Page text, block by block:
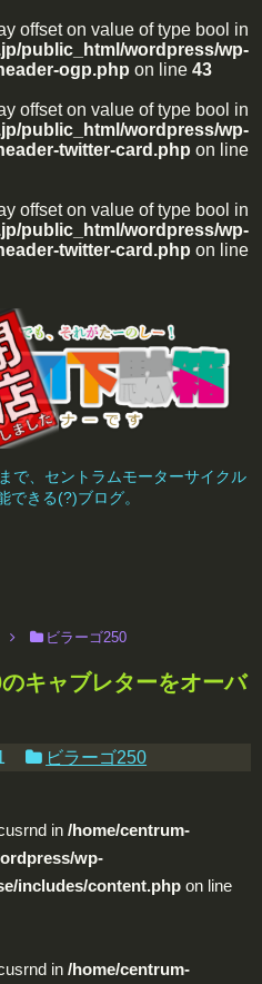
offset on value of type bool in
public_html/wordpress/wp-
ogp.php on line 43
offset on value of type bool in
public_html/wordpress/wp-
twitter-card.php on line
offset on value of type bool in
public_html/wordpress/wp-
twitter-card.php on line
で、セントラムモーターサイクル
できる(?)ブログ。
ビラーゴ250
キャブレターをオーバ
ビラーゴ250
in /home/centrum-
wp-
includes/content.php on line
in /home/centrum-